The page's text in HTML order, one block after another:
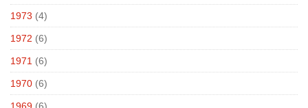
1973 (4)
1972 (6)
1971 (6)
1970 (6)